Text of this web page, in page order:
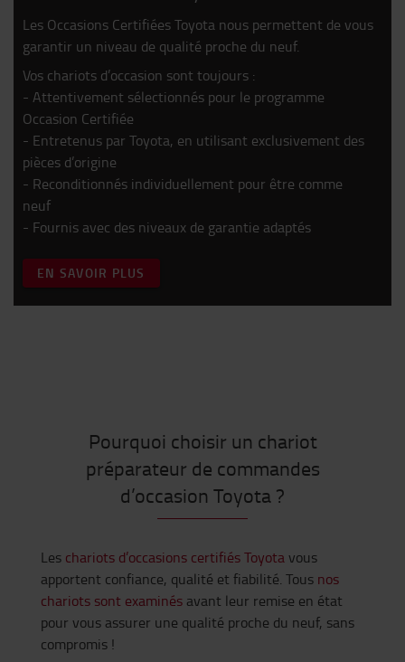
Les Occasions Certifiées Toyota nous permettent de vous
garantir un niveau de qualité proche du neuf.
Vos chariots d’occasion sont toujours :
- Attentivement sélectionnés pour le programme
Occasion Certifiée
- Entretenus par Toyota, en utilisant exclusivement des
pièces d’origine
- Reconditionnés individuellement pour être comme
neuf
- Fournis avec des niveaux de garantie adaptés
EN SAVOIR PLUS
Pourquoi choisir un chariot
préparateur de commandes
d’occasion Toyota ?
Les chariots d’occasions certifiés Toyotavous
apportent confiance, qualité et fiabilité. Tous nos
chariots sont examinés avant leur remise en état
pour vous assurer une qualité proche du neuf, sans
compromis !